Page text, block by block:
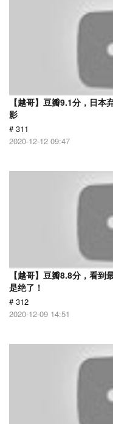
【越哥】豆瓣9.1分，日
影
# 311
2020-12-12 09:47
【越哥】豆瓣8.8分，看
是绝了！
# 312
2020-12-09 14:51